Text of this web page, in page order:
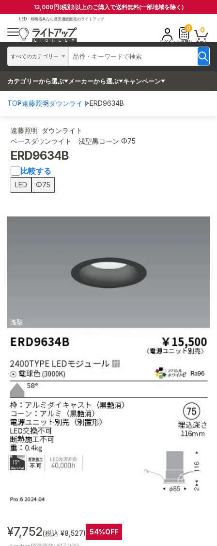
13,000円(税別)以上のご購入で送料無料(一部地域を除く)
LED・照明器具なら激安通販販売のライトアップ
すべてのカテゴリー
ログイン
0
お見積り
0
カート
カテゴリーから選ぶ メーカーから選ぶ キャンペーン
TOP遠藤照明ダウンライトERD9634B
遠藤照明 ダウンライト
ベースダウンライト 浅型黒コーン Φ75
ERD9634B
比較する
LED Φ75
¥7,752(税込 ¥8,527) 54%OFF